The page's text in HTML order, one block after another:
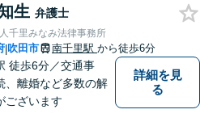
応！まずは無料相談
ください。【完全個
生 弁護士
千里みなみ法律事務所
|吹田市 南千里駅 から徒歩6分
徒歩6分／交通事
、離婚など多数の解
ございます
詳細を見
る